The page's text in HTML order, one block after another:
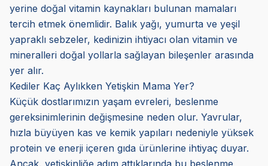
yerine doğal vitamin kaynakları bulunan mamaları
tercih etmek önemlidir. Balık yağı, yumurta ve yeşil
yapraklı sebzeler, kedinizin ihtiyacı olan vitamin ve
mineralleri doğal yollarla sağlayan bileşenler arasında
yer alır.
Kediler Kaç Aylıkken Yetişkin Mama Yer?
Küçük dostlarımızın yaşam evreleri, beslenme
gereksinimlerinin değişmesine neden olur. Yavrular,
hızla büyüyen kas ve kemik yapıları nedeniyle yüksek
protein ve enerji içeren gıda ürünlerine ihtiyaç duyar.